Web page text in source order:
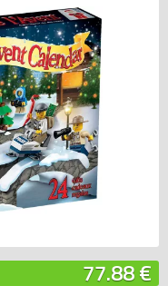
FANS
77.88 €